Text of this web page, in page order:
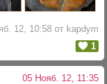
12, 10:58 от kapdym
1
05 Нояб. 12, 11:35